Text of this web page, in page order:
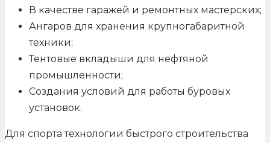
В качестве гаражей и ремонтных мастерских;
Ангаров для хранения крупногабаритной
техники;
Тентовые вкладыши для нефтяной
промышленности;
Создания условий для работы буровых
установок.
Для спорта технологии быстрого строительства